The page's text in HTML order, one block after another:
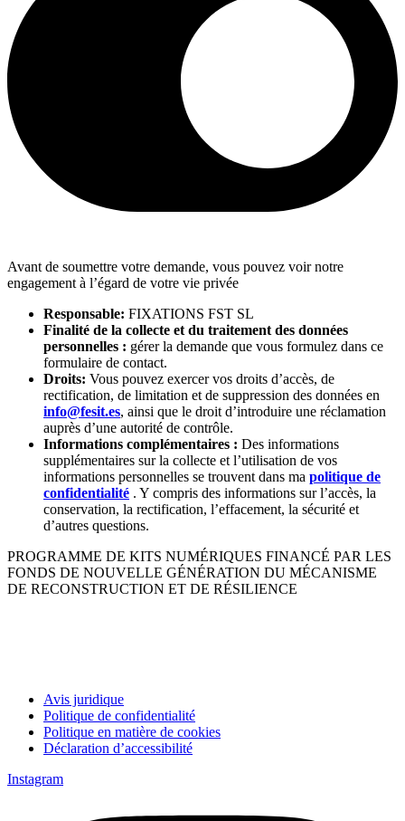
Avant de soumettre votre demande, vous pouvez voir notre
engagement à l’égard de votre vie privée
Responsable: FIXATIONS FST SL
Finalité de la collecte et du traitement des données
personnelles : gérer la demande que vous formulez dans ce
formulaire de contact.
Droits: Vous pouvez exercer vos droits d’accès, de
rectification, de limitation et de suppression des données en
info@fesit.es, ainsi que le droit d’introduire une réclamation
auprès d’une autorité de contrôle.
Informations complémentaires : Des informations
supplémentaires sur la collecte et l’utilisation de vos
informations personnelles se trouvent dans ma politique de
confidentialité . Y compris des informations sur l’accès, la
conservation, la rectification, l’effacement, la sécurité et
d’autres questions.
PROGRAMME DE KITS NUMÉRIQUES FINANCÉ PAR LES
FONDS DE NOUVELLE GÉNÉRATION DU MÉCANISME
DE RECONSTRUCTION ET DE RÉSILIENCE
Avis juridique
Politique de confidentialité
Politique en matière de cookies
Déclaration d’accessibilité
Instagram